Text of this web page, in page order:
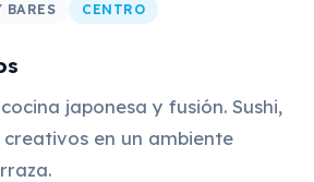
BARES CENTRO
japonesa y fusión. Sushi,
en un ambiente